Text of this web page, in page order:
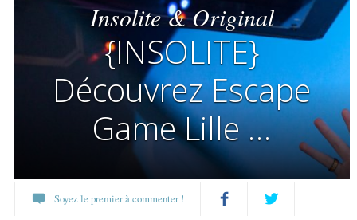
Insolite & Original
{INSOLITE}
Découvrez Escape
Game Lille …
Soyez le premier à commenter !